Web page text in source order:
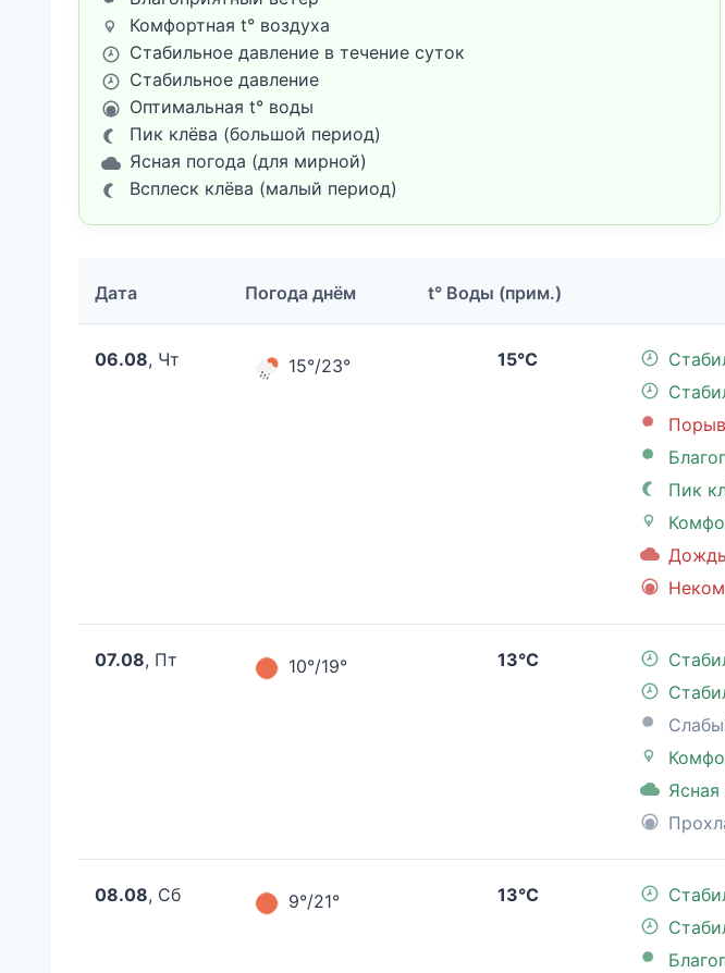
Комфортная t° воздуха
Стабильное давление в течение суток
Стабильное давление
Оптимальная t° воды
Пик клёва (большой период)
Ясная погода (для мирной)
Всплеск клёва (малый период)
Дата Погода днём t° Воды (прим.)
06.08, Чт 15°/23° 15°C
Пик
07.08, Пт 10°/19° 13°C
08.08, Сб 9°/21° 13°C